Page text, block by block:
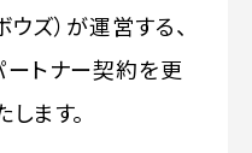
ズ）が運営する、
ートナー契約を更
ます。